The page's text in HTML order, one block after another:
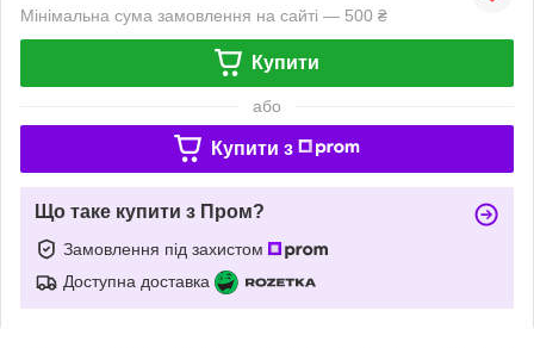
Мінімальна сума замовлення на сайті — 500 ₴
Купити
або
Купити з
Що таке купити з Пром?
Замовлення під захистом
Доступна доставка